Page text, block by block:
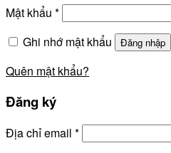
Mật khẩu *
Ghi nhớ mật khẩu
Đăng nhập
Quên mật khẩu?
Đăng ký
Địa chỉ email *